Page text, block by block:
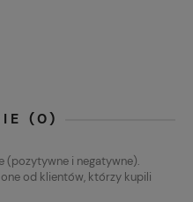
(0)
(pozytywne i negatywne).
od klientów, którzy kupili